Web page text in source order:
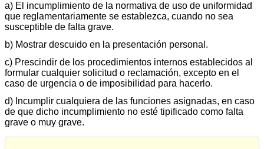
a) El incumplimiento de la normativa de uso de uniformidad
que reglamentariamente se establezca, cuando no sea
susceptible de falta grave.
b) Mostrar descuido en la presentación personal.
c) Prescindir de los procedimientos internos establecidos al
formular cualquier solicitud o reclamación, excepto en el
caso de urgencia o de imposibilidad para hacerlo.
d) Incumplir cualquiera de las funciones asignadas, en caso
de que dicho incumplimiento no esté tipificado como falta
grave o muy grave.